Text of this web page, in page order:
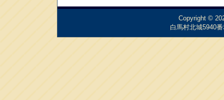
Copyright ©
白馬村北城5940